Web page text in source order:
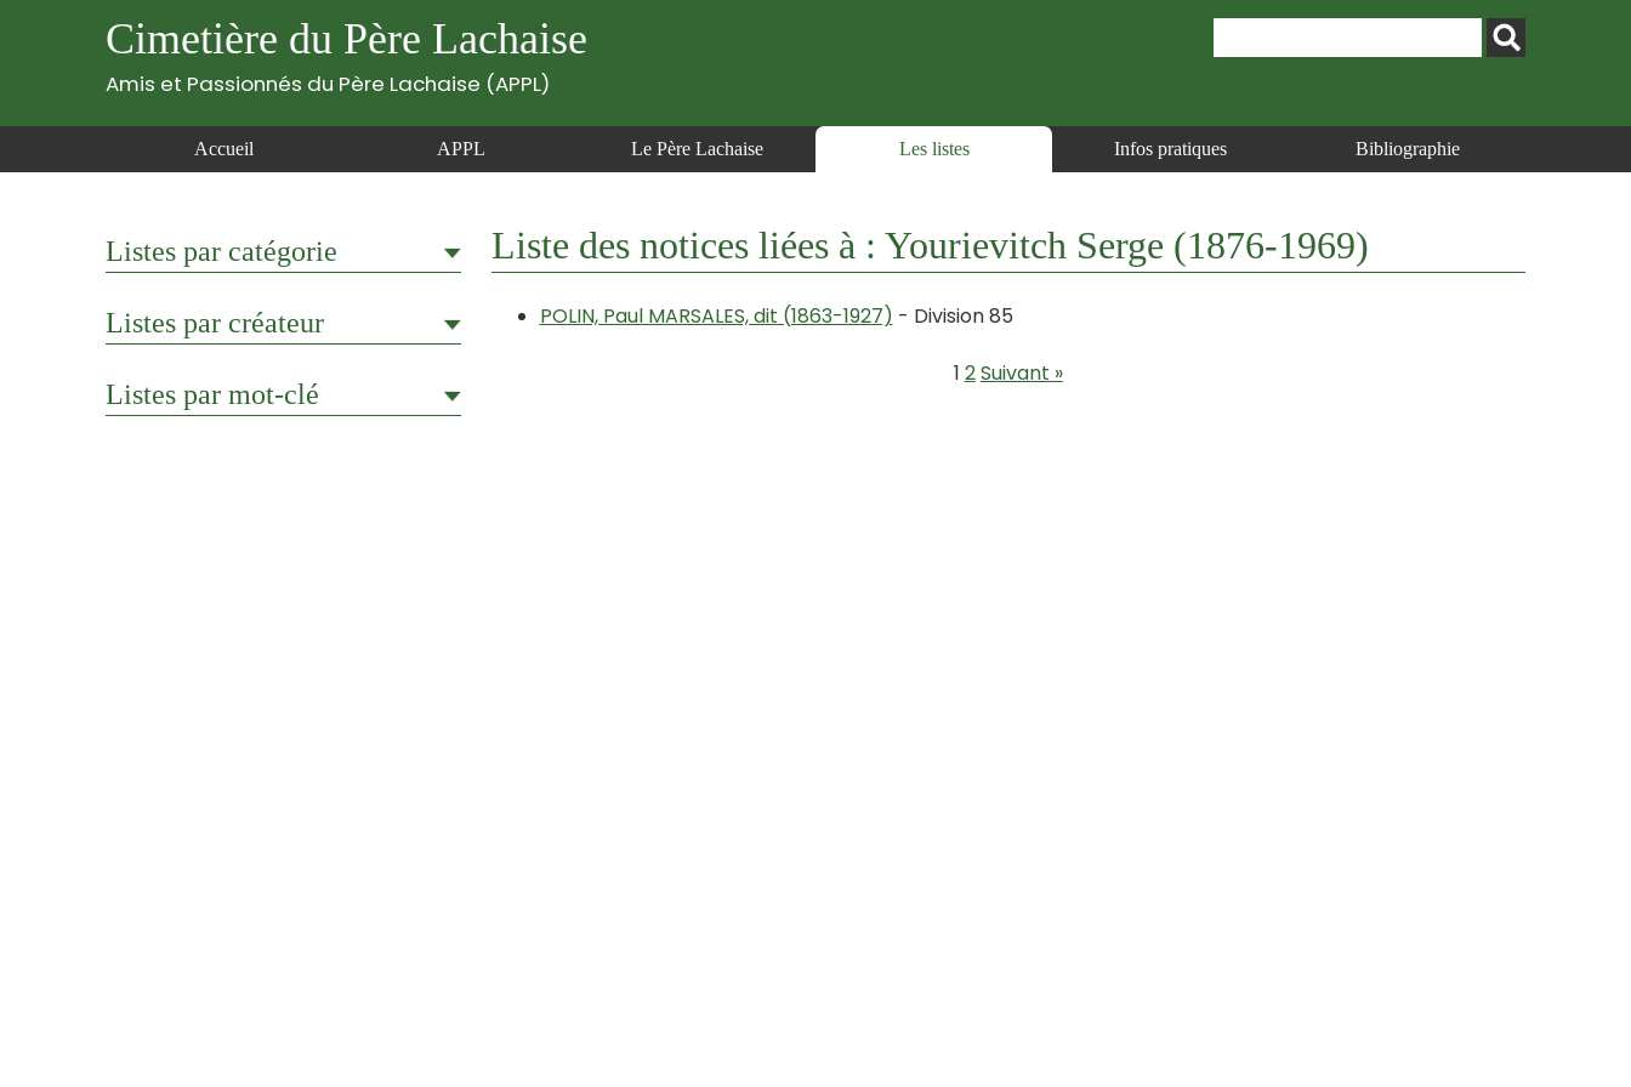
Cimetière du Père Lachaise
Amis et Passionnés du Père Lachaise (APPL)
Accueil APPL Le Père Lachaise Les listes Infos pratiques Bibliographie
Listes par catégorie
Listes par créateur
Listes par mot-clé
Liste des notices liées à : Yourievitch Serge (1876-1969)
POLIN, Paul MARSALES, dit (1863-1927) - Division 85
1 2Suivant »